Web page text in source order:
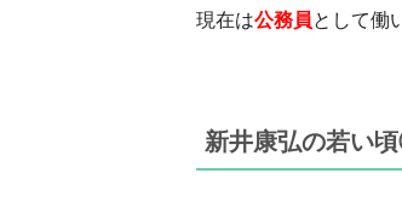
現在は公務員として働
新井康弘の若い